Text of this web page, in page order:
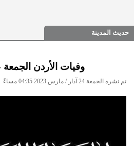
حديث المدينة
وفيات الأردن الجمعة 24-03-2023
تم نشره الجمعة 24 آذار / مارس 2023 04:35 مساءً